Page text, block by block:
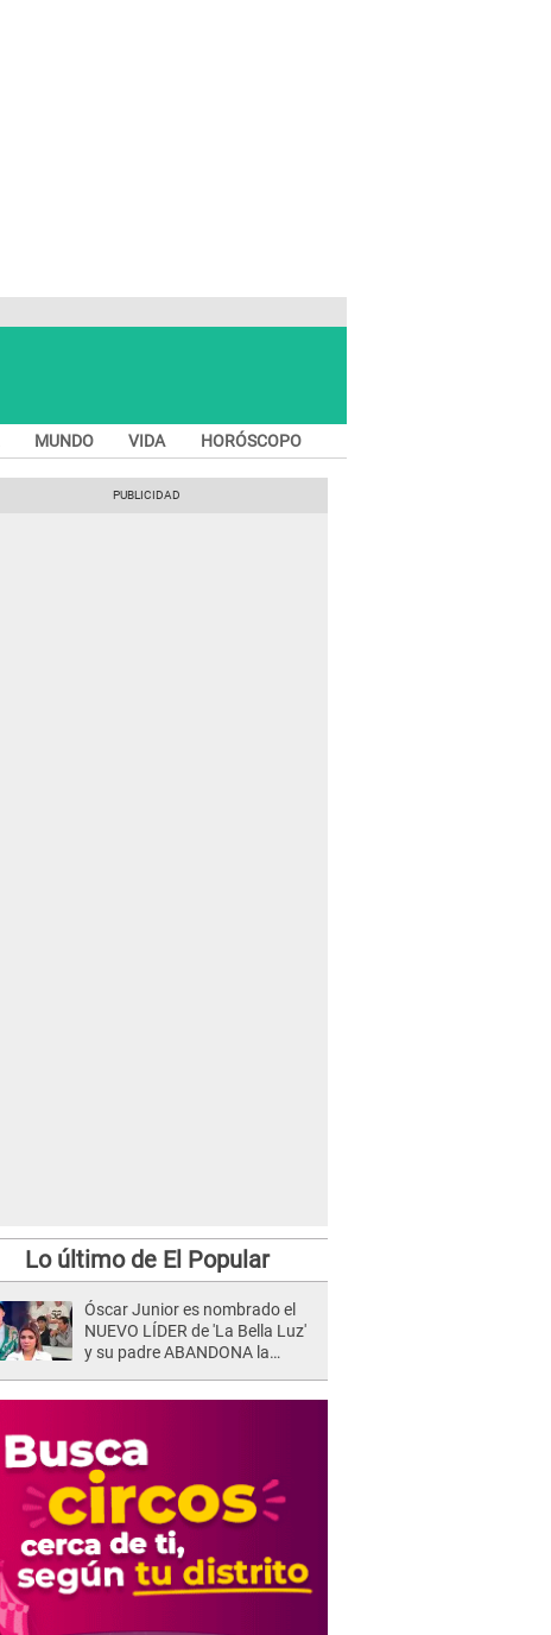
MUNDO VIDA HORÓSCOPO
Lo último de El Popular
Óscar Junior es nombrado el
NUEVO LÍDER de 'La Bella Luz'
y su padre ABANDONA la